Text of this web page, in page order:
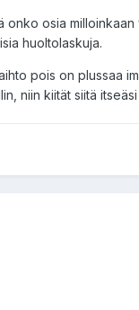
osia
huoltolaskuja.
pois on plussaa
niin kiität siitä